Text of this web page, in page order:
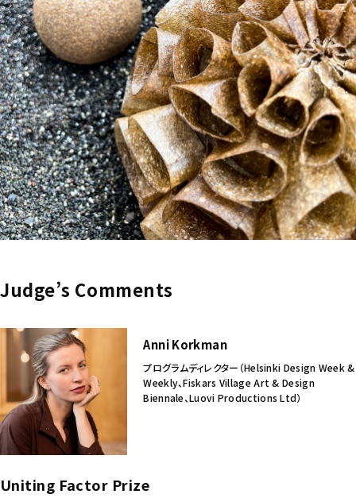
Judge’s Comments
Anni Korkman
プログラムディレクター（Helsinki Design Week &
Weekly、Fiskars Village Art & Design
Biennale、Luovi Productions Ltd）
Uniting Factor Prize